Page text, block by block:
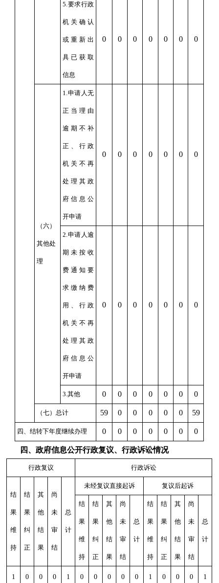
5.要求行政
机关确认
或重新出
具已获取
信息
0 0 0 0 0 0 0
（六）
其他处
理
1.申请人无
正当理由
逾期不补
正、行政
机关不再
处理其政
府信息公
开申请
0 0 0 0 0 0 0
2.申请人逾
期未按收
费通知要
求缴纳费
用、行政
机关不再
处理其政
府信息公
开申请
0 0 0 0 0 0 0
3.其他 0 0 0 0 0 0 0
（七）总计 59 0 0 0 0 0 59
四、结转下年度继续办理 0 0 0 0 0 0 0
四、政府信息公开行政复议、行政诉讼情况
行政复议 行政诉讼
结
果
维
持
结
果
纠
正
其
他
结
果
尚
未
审
结
总
计
未经复议直接起诉 复议后起诉
结
果
维
持
结
果
纠
正
其
他
结
果
尚
未
审
结
总
计
结
果
维
持
结
果
纠
正
其
他
结
果
尚
未
审
结
总
计
1 0 0 0 1 0 0 0 0 0 1 0 0 0 1